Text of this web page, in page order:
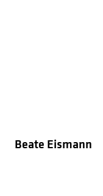
Beate Eismann